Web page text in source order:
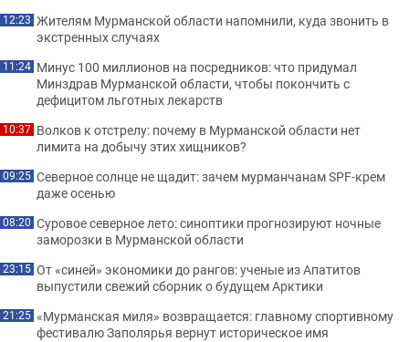
12:23 Жителям Мурманской области напомнили, куда звонить в
экстренных случаях
11:24 Минус 100 миллионов на посредников: что придумал
Минздрав Мурманской области, чтобы покончить с
дефицитом льготных лекарств
10:37 Волков к отстрелу: почему в Мурманской области нет
лимита на добычу этих хищников?
09:25 Северное солнце не щадит: зачем мурманчанам SPF-крем
даже осенью
08:20 Суровое северное лето: синоптики прогнозируют ночные
заморозки в Мурманской области
23:15 От «синей» экономики до рангов: ученые из Апатитов
выпустили свежий сборник о будущем Арктики
21:25 «Мурманская миля» возвращается: главному спортивному
фестивалю Заполярья вернут историческое имя